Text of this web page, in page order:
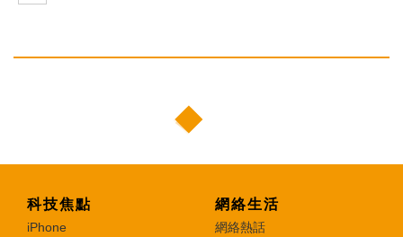
科技焦點
iPhone
網絡生活
網絡熱話